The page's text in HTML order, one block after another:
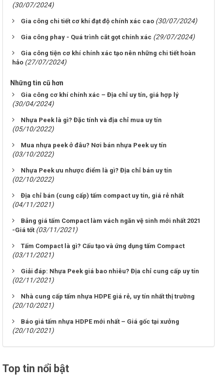
(30/07/2024)
Gia công chi tiết cơ khí đạt độ chính xác cao (30/07/2024)
Gia công phay - Quá trình cắt gọt chính xác (29/07/2024)
Gia công tiện cơ khí chính xác tạo nên những chi tiết hoàn
hảo (27/07/2024)
Những tin cũ hơn
Gia công cơ khí chính xác – Địa chỉ uy tín, giá hợp lý
(30/04/2024)
Nhựa Peek là gì? Đặc tính và địa chỉ mua uy tín
(05/10/2022)
Mua nhựa peek ở đâu? Nơi bán nhựa Peek uy tín
(03/10/2022)
Nhựa Peek ưu nhược điểm là gì? Địa chỉ bán uy tín
(02/10/2022)
Địa chỉ bán (cung cấp) tấm compact uy tín, giá rẻ nhất
(04/11/2021)
Bảng giá tấm Compact làm vách ngăn vệ sinh mới nhất 2021
-Giá tốt (03/11/2021)
Tấm Compact là gì? Cấu tạo và ứng dụng tấm Compact
(03/11/2021)
Giải đáp: Nhựa Peek giá bao nhiêu? Địa chỉ cung cấp uy tín
(02/11/2021)
Nhà cung cấp tấm nhựa HDPE giá rẻ, uy tín nhất thị trường
(20/10/2021)
Báo giá tấm nhựa HDPE mới nhất – Giá gốc tại xưởng
(20/10/2021)
Top tin nổi bật